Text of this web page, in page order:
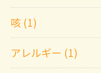
咳 (1)
アレルギー (1)